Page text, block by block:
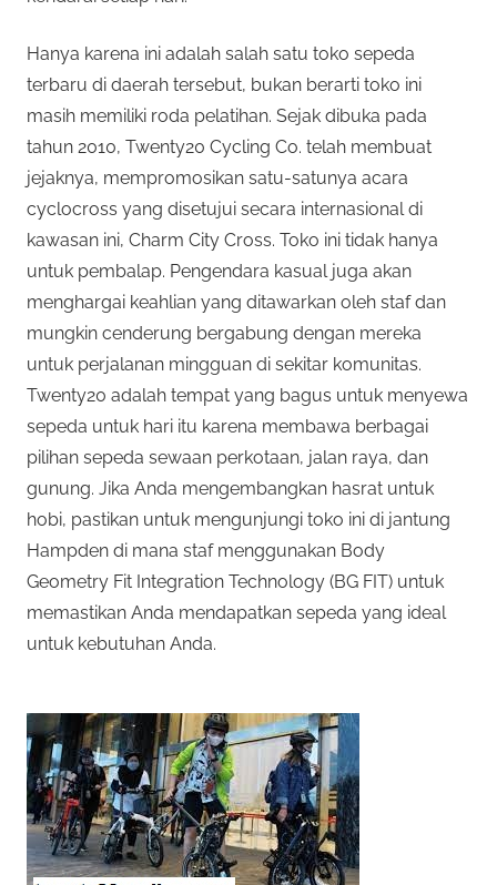
Hanya karena ini adalah salah satu toko sepeda
terbaru di daerah tersebut, bukan berarti toko ini
masih memiliki roda pelatihan. Sejak dibuka pada
tahun 2010, Twenty20 Cycling Co. telah membuat
jejaknya, mempromosikan satu-satunya acara
cyclocross yang disetujui secara internasional di
kawasan ini, Charm City Cross. Toko ini tidak hanya
untuk pembalap. Pengendara kasual juga akan
menghargai keahlian yang ditawarkan oleh staf dan
mungkin cenderung bergabung dengan mereka
untuk perjalanan mingguan di sekitar komunitas.
Twenty20 adalah tempat yang bagus untuk menyewa
sepeda untuk hari itu karena membawa berbagai
pilihan sepeda sewaan perkotaan, jalan raya, dan
gunung. Jika Anda mengembangkan hasrat untuk
hobi, pastikan untuk mengunjungi toko ini di jantung
Hampden di mana staf menggunakan Body
Geometry Fit Integration Technology (BG FIT) untuk
memastikan Anda mendapatkan sepeda yang ideal
untuk kebutuhan Anda.